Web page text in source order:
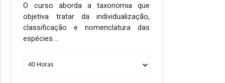
O curso aborda a taxonomia que
objetiva tratar da individualização,
classificação e nomenclatura das
espécies.…